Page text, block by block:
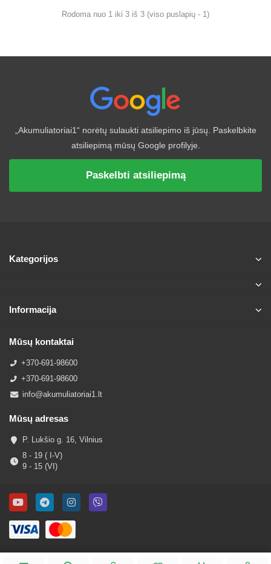
Rodoma nuo 1 iki 3 iš 3 (viso puslapių - 1)
„Akumuliatoriai1“ norėtų sulaukti atsiliepimo iš jūsų. Paskelbkite
atsiliepimą mūsų Google profilyje.
Paskelbti atsiliepimą
Kategorijos
Informacija
Mūsų kontaktai
+370-691-98600
+370-691-98600
info@akumuliatoriai1.lt
Mūsų adresas
P. Lukšio g. 16, Vilnius
8 - 19 ( I-V)
9 - 15 (VI)